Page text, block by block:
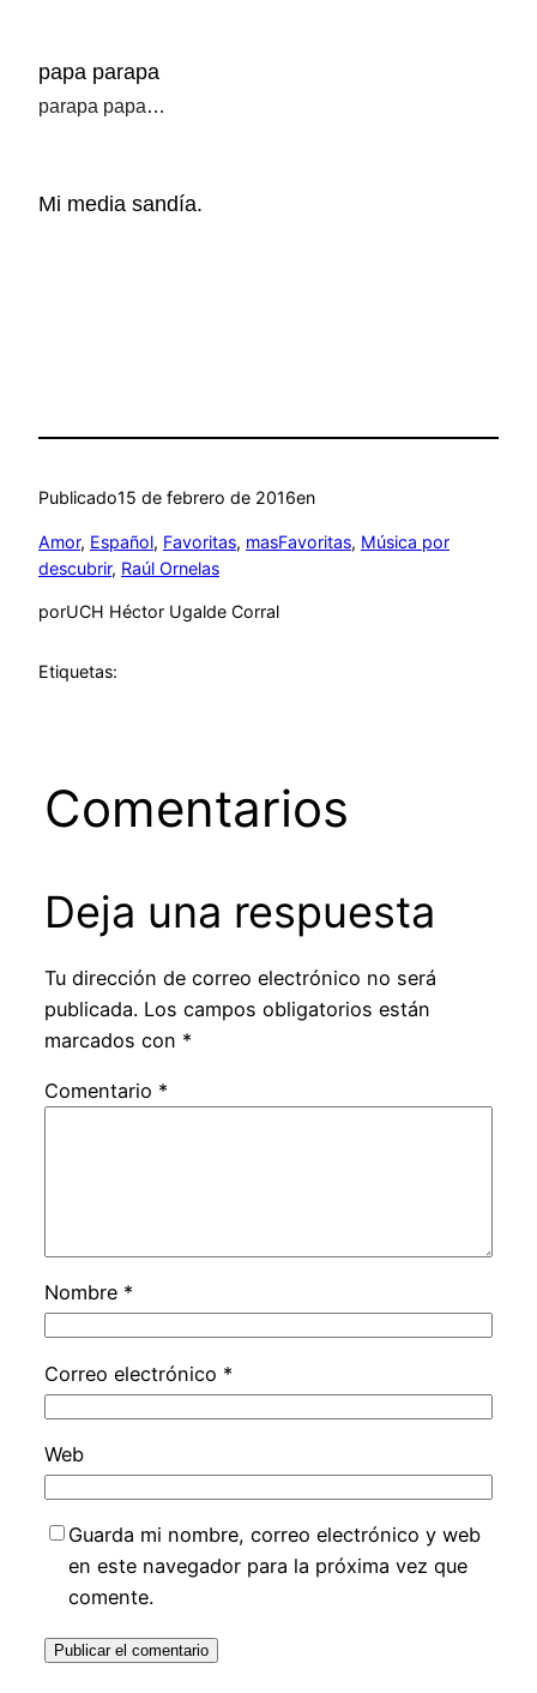
papa parapa
parapa papa…
Mi media sandía.
Publicado15 de febrero de 2016en
Amor, Español, Favoritas, masFavoritas, Música por
descubrir, Raúl Ornelas
porUCH Héctor Ugalde Corral
Etiquetas:
Comentarios
Deja una respuesta
Tu dirección de correo electrónico no será
publicada. Los campos obligatorios están
marcados con *
Comentario *
Nombre *
Correo electrónico *
Web
Guarda mi nombre, correo electrónico y web
en este navegador para la próxima vez que
comente.